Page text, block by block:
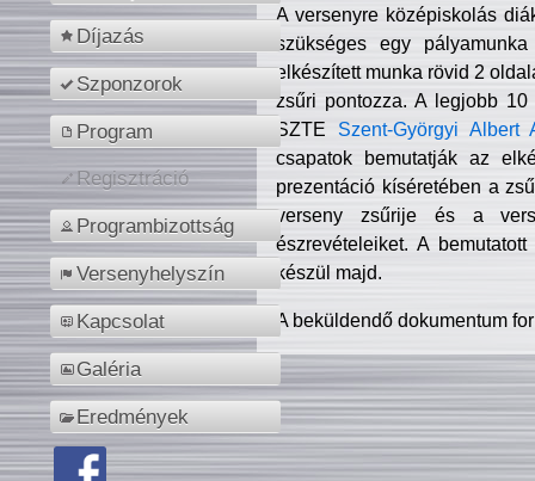
Díjazás
Szponzorok
Program
Regisztráció
Programbizottság
Versenyhelyszín
Kapcsolat
Galéria
Eredmények
A versenyre középiskolás
szükséges egy
elkészített munka rövid 2
zsűri pontozza. A legjobb
SZTE Szent-Györgyi Albert
csapatok bemutatják az
prezentáció kíséretében a
verseny zsűrije és a
észrevételeiket. A
készül majd.
A beküldendő dokumentum